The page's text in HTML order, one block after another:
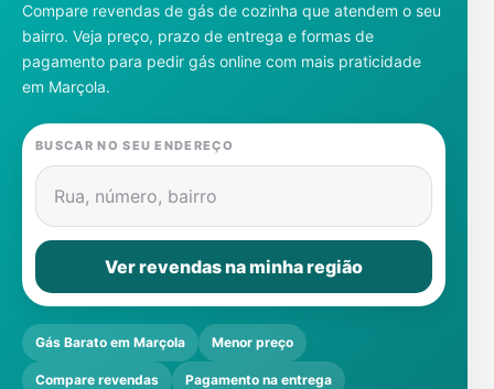
Notícias
Cadastre-se
Gás
Contatos
Compare revendas de gás de cozinha que atendem o seu
bairro. Veja preço, prazo de entrega e formas de
pagamento para pedir gás online com mais praticidade
em Marçola.
BUSCAR NO SEU ENDEREÇO
Rua, número, bairro
Ver revendas na minha região
Gás Barato em Marçola Menor preço
Compare revendas Pagamento na entrega